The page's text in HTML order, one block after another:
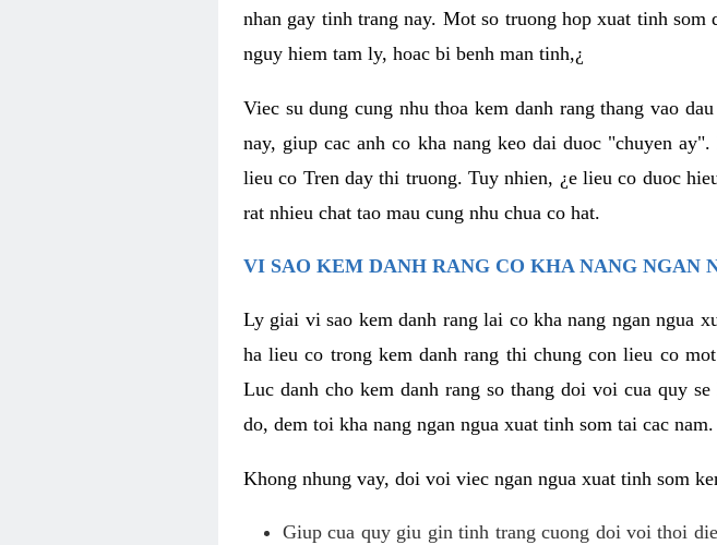
nhan gay tinh trang nay. Mot so truong hop xuat tinh
nguy hiem tam ly, hoac bi benh man tinh,¿
Viec su dung cung nhu thoa kem danh rang thang vao
nay, giup cac anh co kha nang keo dai duoc "chuyen
lieu co Tren day thi truong. Tuy nhien, ¿e lieu co duoc
rat nhieu chat tao mau cung nhu chua co hat.
VI SAO KEM DANH RANG CO KHA NANG NGAN
Ly giai vi sao kem danh rang lai co kha nang ngan ngua
ha lieu co trong kem danh rang thi chung con lieu co
Luc danh cho kem danh rang so thang doi voi cua quy
do, dem toi kha nang ngan ngua xuat tinh som tai cac nam.
Khong nhung vay, doi voi viec ngan ngua xuat tinh som
Giup cua quy giu gin tinh trang cuong doi voi thoi